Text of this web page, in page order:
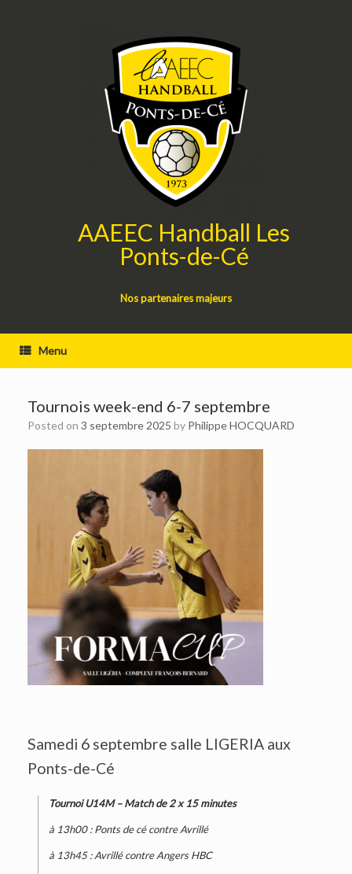
AAEEC Handball Les
Ponts-de-Cé
Nos partenaires majeurs
Menu
Tournois week-end 6-7 septembre
Posted on 3 septembre 2025 by Philippe HOCQUARD
Samedi 6 septembre salle LIGERIA aux
Ponts-de-Cé
Tournoi U14M – Match de 2 x 15 minutes
à 13h00 : Ponts de cé contre Avrillé
à 13h45 : Avrillé contre Angers HBC